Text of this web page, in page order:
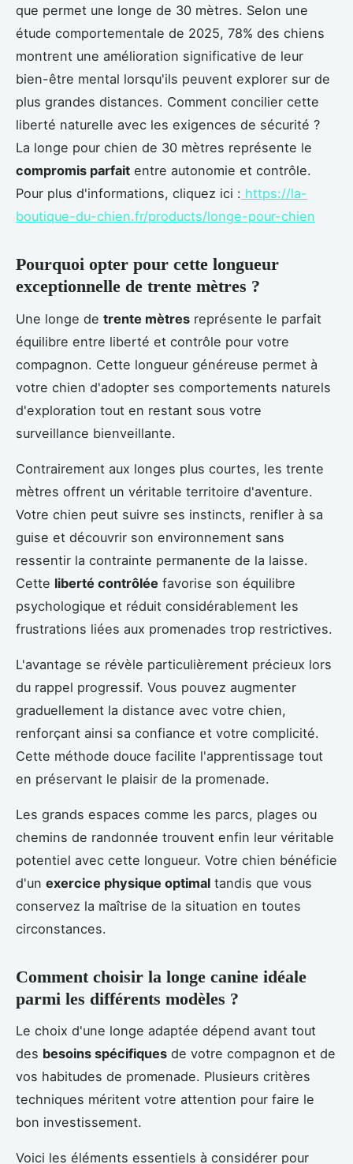
que permet une longe de 30 mètres. Selon une
étude comportementale de 2025, 78% des chiens
montrent une amélioration significative de leur
bien-être mental lorsqu'ils peuvent explorer sur de
plus grandes distances. Comment concilier cette
liberté naturelle avec les exigences de sécurité ?
La longe pour chien de 30 mètres représente le
compromis parfait entre autonomie et contrôle.
Pour plus d'informations, cliquez ici : https://la-
boutique-du-chien.fr/products/longe-pour-chien
Pourquoi opter pour cette longueur
exceptionnelle de trente mètres ?
Une longe de trente mètres représente le parfait
équilibre entre liberté et contrôle pour votre
compagnon. Cette longueur généreuse permet à
votre chien d'adopter ses comportements naturels
d'exploration tout en restant sous votre
surveillance bienveillante.
Contrairement aux longes plus courtes, les trente
mètres offrent un véritable territoire d'aventure.
Votre chien peut suivre ses instincts, renifler à sa
guise et découvrir son environnement sans
ressentir la contrainte permanente de la laisse.
Cette liberté contrôlée favorise son équilibre
psychologique et réduit considérablement les
frustrations liées aux promenades trop restrictives.
L'avantage se révèle particulièrement précieux lors
du rappel progressif. Vous pouvez augmenter
graduellement la distance avec votre chien,
renforçant ainsi sa confiance et votre complicité.
Cette méthode douce facilite l'apprentissage tout
en préservant le plaisir de la promenade.
Les grands espaces comme les parcs, plages ou
chemins de randonnée trouvent enfin leur véritable
potentiel avec cette longueur. Votre chien bénéficie
d'un exercice physique optimal tandis que vous
conservez la maîtrise de la situation en toutes
circonstances.
Comment choisir la longe canine idéale
parmi les différents modèles ?
Le choix d'une longe adaptée dépend avant tout
des besoins spécifiques de votre compagnon et de
vos habitudes de promenade. Plusieurs critères
techniques méritent votre attention pour faire le
bon investissement.
Voici les éléments essentiels à considérer pour